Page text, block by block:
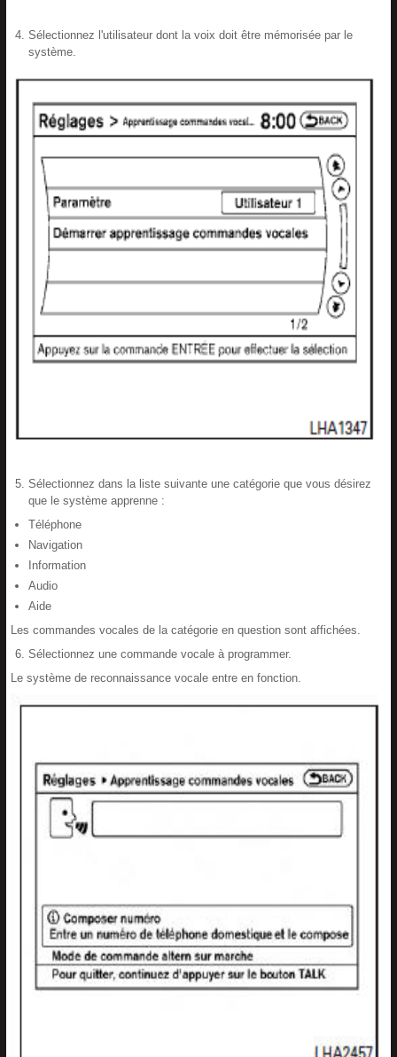
Sélectionnez l'utilisateur dont la voix doit être mémorisée par le
système.
Sélectionnez dans la liste suivante une catégorie que vous désirez
que le système apprenne :
Téléphone
Navigation
Information
Audio
Aide
Les commandes vocales de la catégorie en question sont affichées.
Sélectionnez une commande vocale à programmer.
Le système de reconnaissance vocale entre en fonction.